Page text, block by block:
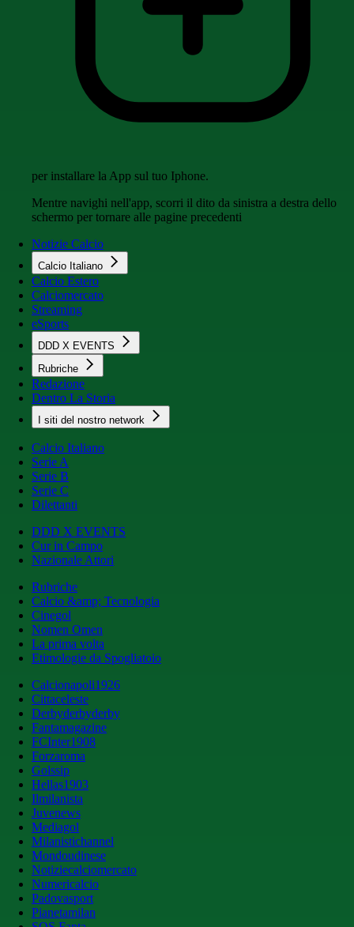
per installare la App sul tuo Iphone.
Mentre navighi nell'app, scorri il dito da sinistra a destra dello
schermo per tornare alle pagine precedenti
Notizie Calcio
Calcio Italiano
Calcio Estero
Calciomercato
Streaming
eSports
DDD X EVENTS
Rubriche
Redazione
Dentro La Storia
I siti del nostro network
Calcio Italiano
Serie A
Serie B
Serie C
Dilettanti
DDD X EVENTS
Cur in Campo
Nazionale Attori
Rubriche
Calcio &amp; Tecnologia
Cinegol
Nomen Omen
La prima volta
Etimologie da Spogliatoio
Calcionapoli1926
Cittaceleste
Derbyderbyderby
Fantamagazine
FCInter1908
Forzaroma
Golssip
Hellas1903
Ilmilanista
Juvenews
Mediagol
Milanistichannel
Mondoudinese
Notiziecalciomercato
Numericalcio
Padovasport
Pianetamilan